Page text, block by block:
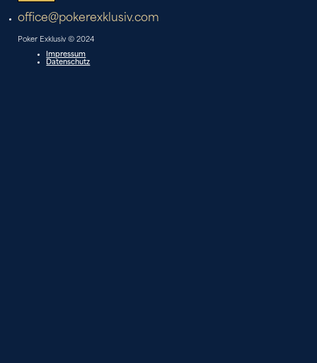
office@pokerexklusiv.com
Poker Exklusiv © 2024
Impressum
Datenschutz